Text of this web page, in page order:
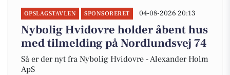
OPSLAGSTAVLEN SPONSORERET 04-08-2026 20:13
Nybolig Hvidovre holder åbent hus
med tilmelding på Nordlundsvej 74
Så er der nyt fra Nybolig Hvidovre - Alexander Holm
ApS